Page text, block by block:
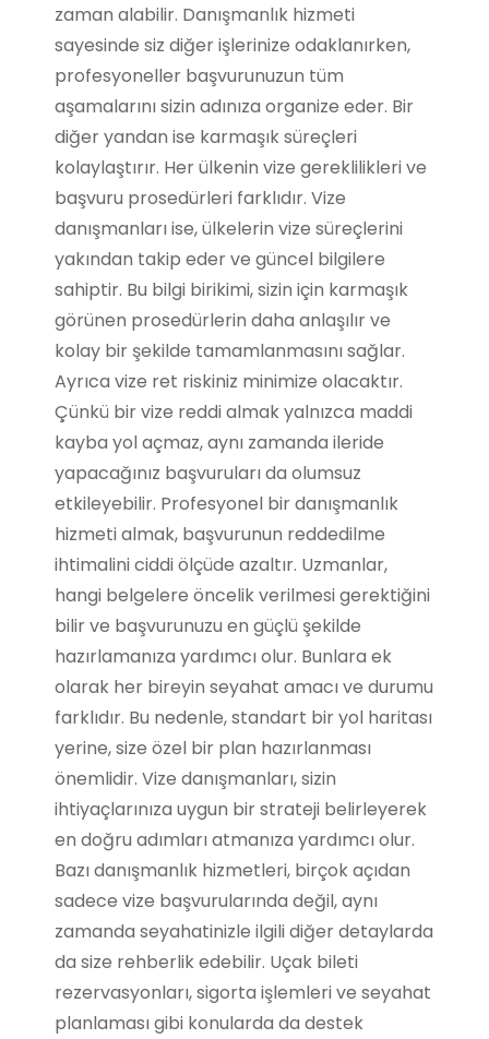
zaman alabilir. Danışmanlık hizmeti
sayesinde siz diğer işlerinize odaklanırken,
profesyoneller başvurunuzun tüm
aşamalarını sizin adınıza organize eder. Bir
diğer yandan ise karmaşık süreçleri
kolaylaştırır. Her ülkenin vize gereklilikleri ve
başvuru prosedürleri farklıdır. Vize
danışmanları ise, ülkelerin vize süreçlerini
yakından takip eder ve güncel bilgilere
sahiptir. Bu bilgi birikimi, sizin için karmaşık
görünen prosedürlerin daha anlaşılır ve
kolay bir şekilde tamamlanmasını sağlar.
Ayrıca vize ret riskiniz minimize olacaktır.
Çünkü bir vize reddi almak yalnızca maddi
kayba yol açmaz, aynı zamanda ileride
yapacağınız başvuruları da olumsuz
etkileyebilir. Profesyonel bir danışmanlık
hizmeti almak, başvurunun reddedilme
ihtimalini ciddi ölçüde azaltır. Uzmanlar,
hangi belgelere öncelik verilmesi gerektiğini
bilir ve başvurunuzu en güçlü şekilde
hazırlamanıza yardımcı olur. Bunlara ek
olarak her bireyin seyahat amacı ve durumu
farklıdır. Bu nedenle, standart bir yol haritası
yerine, size özel bir plan hazırlanması
önemlidir. Vize danışmanları, sizin
ihtiyaçlarınıza uygun bir strateji belirleyerek
en doğru adımları atmanıza yardımcı olur.
Bazı danışmanlık hizmetleri, birçok açıdan
sadece vize başvurularında değil, aynı
zamanda seyahatinizle ilgili diğer detaylarda
da size rehberlik edebilir. Uçak bileti
rezervasyonları, sigorta işlemleri ve seyahat
planlaması gibi konularda da destek